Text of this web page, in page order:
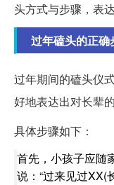
头方式与步骤，表
过年磕头的正确
过年期间的磕头仪
好地表达出对长辈
具体步骤如下：
首先，小孩子应随
说：“过来见过XX(